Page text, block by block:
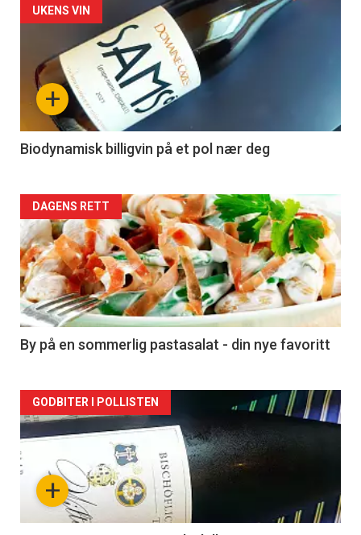
Forsiden
akkurat
nå
4
+
UKENS VIN
Biodynamisk billigvin på et pol nær deg
Forsiden
akkurat
nå
-
5
DAGENS RETT
By på en sommerlig pastasalat - din nye favoritt
Forsiden
akkurat
nå+
GODBITER I POLLISTEN